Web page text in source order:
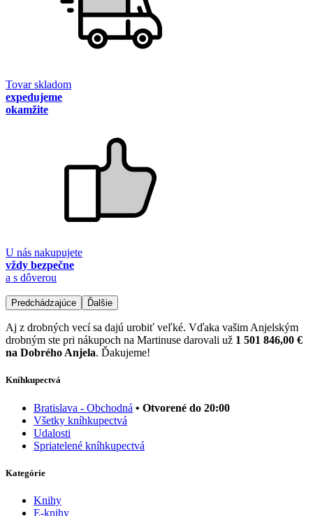
Tovar skladom
expedujeme
okamžite
U nás nakupujete
vždy bezpečne
a s dôverou
Predchádzajúce Ďalšie
Aj z drobných vecí sa dajú urobiť veľké. Vďaka vašim Anjelským
drobným ste pri nákupoch na Martinuse darovali už 1 501 846,00 €
na Dobrého Anjela. Ďakujeme!
Kníhkupectvá
Bratislava - Obchodná • Otvorené do 20:00
Všetky kníhkupectvá
Udalosti
Spriatelené kníhkupectvá
Kategórie
Knihy
E-knihy